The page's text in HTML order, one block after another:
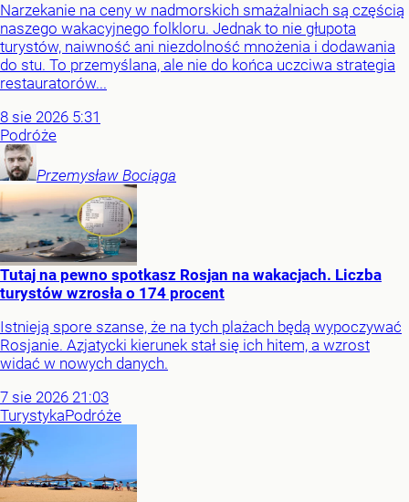
Narzekanie na ceny w nadmorskich smażalniach są częścią
naszego wakacyjnego folkloru. Jednak to nie głupota
turystów, naiwność ani niezdolność mnożenia i dodawania
do stu. To przemyślana, ale nie do końca uczciwa strategia
restauratorów...
8 sie 2026 5:31
Podróże
Przemysław Bociąga
Tutaj na pewno spotkasz Rosjan na wakacjach. Liczba
turystów wzrosła o 174 procent
Istnieją spore szanse, że na tych plażach będą wypoczywać
Rosjanie. Azjatycki kierunek stał się ich hitem, a wzrost
widać w nowych danych.
7 sie 2026 21:03
TurystykaPodróże